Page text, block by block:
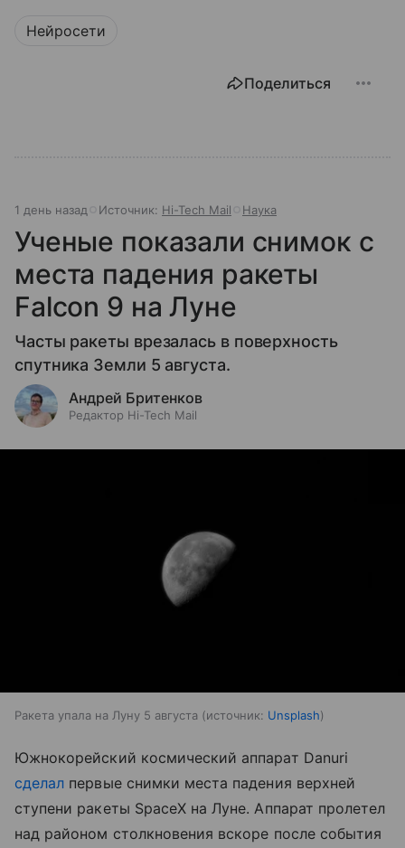
Нейросети
Поделиться
1 день назад Источник: Hi-Tech Mail Наука
Ученые показали снимок с
места падения ракеты
Falcon 9 на Луне
Часты ракеты врезалась в поверхность
спутника Земли 5 августа.
Андрей Бритенков
Редактор Hi-Tech Mail
Ракета упала на Луну 5 августа источник: Unsplash
Южнокорейский космический аппарат Danuri
сделал первые снимки места падения верхней
ступени ракеты SpaceX на Луне. Аппарат пролетел
над районом столкновения вскоре после события